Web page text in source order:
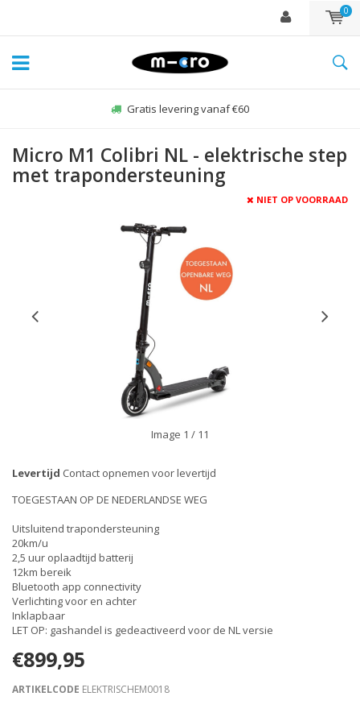
0
Gratis levering vanaf €60
Micro M1 Colibri NL - elektrische step
met trapondersteuning
NIET OP VOORRAAD
Image 1 / 11
Levertijd Contact opnemen voor levertijd
TOEGESTAAN OP DE NEDERLANDSE WEG
Uitsluitend trapondersteuning
20km/u
2,5 uur oplaadtijd batterij
12km bereik
Bluetooth app connectivity
Verlichting voor en achter
Inklapbaar
LET OP: gashandel is gedeactiveerd voor de NL versie
€899,95
ARTIKELCODE ELEKTRISCHEM0018